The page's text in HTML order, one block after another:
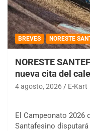
BREVES NORESTE
NORESTE
nueva cita del
4 agosto, 2026 E-Kart
El Campeonato 2026
Santafesino